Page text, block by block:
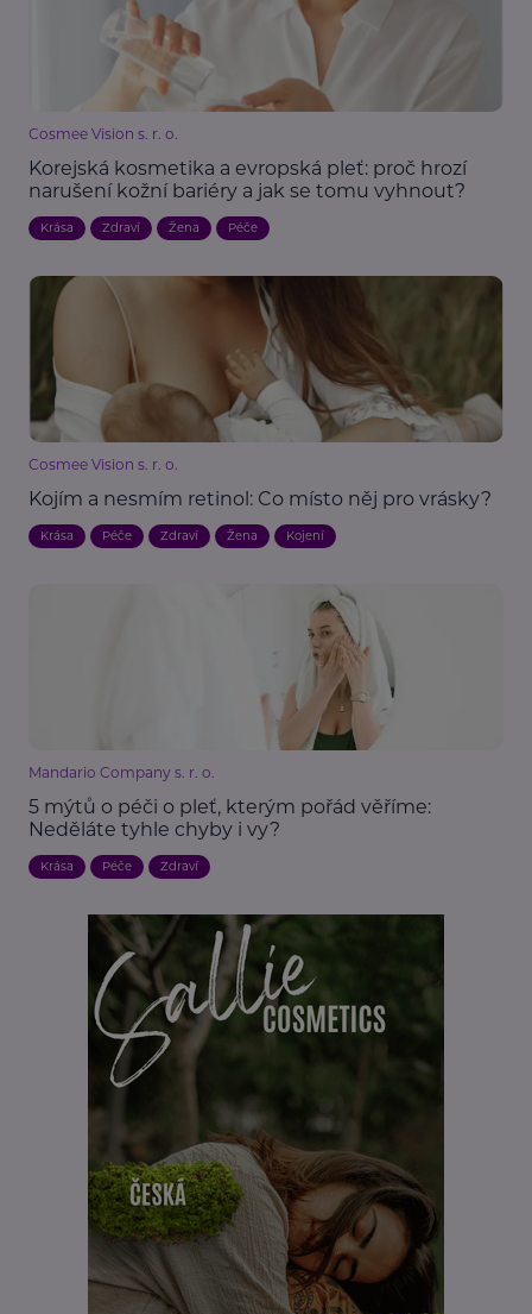
Cosmee Vision s. r. o.
Korejská kosmetika a evropská pleť: proč hrozí
narušení kožní bariéry a jak se tomu vyhnout?
Krása Zdraví Žena Péče
Cosmee Vision s. r. o.
Kojím a nesmím retinol: Co místo něj pro vrásky?
Krása Péče Zdraví Žena Kojení
Mandario Company s. r. o.
5 mýtů o péči o pleť, kterým pořád věříme:
Neděláte tyhle chyby i vy?
Krása Péče Zdraví